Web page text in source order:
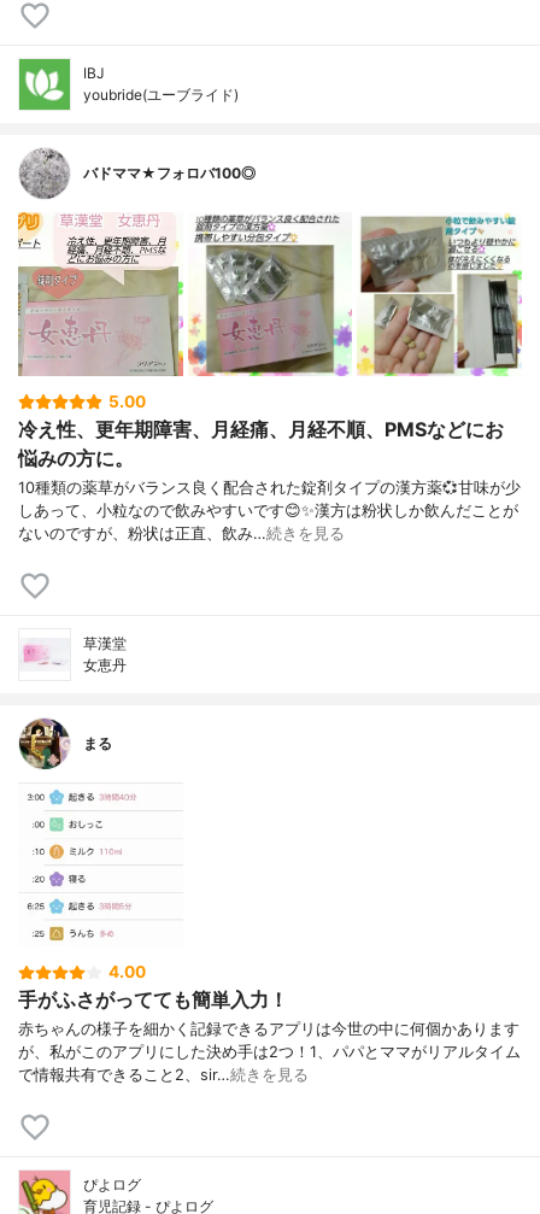
IBJ
youbride(ユーブライド)
バドママ★フォロバ100◎
5.00
冷え性、更年期障害、月経痛、月経不順、PMSなどにお
悩みの方に。
10種類の薬草がバランス良く配合された錠剤タイプの漢方薬💞甘味が少
しあって、小粒なので飲みやすいです😊✨漢方は粉状しか飲んだことが
ないのですが、粉状は正直、飲み…続きを見る
草漢堂
女恵丹
まる
4.00
手がふさがってても簡単入力！
赤ちゃんの様子を細かく記録できるアプリは今世の中に何個かあります
が、私がこのアプリにした決め手は2つ！1、パパとママがリアルタイム
で情報共有できること2、sir…続きを見る
ぴよログ
育児記録 - ぴよログ